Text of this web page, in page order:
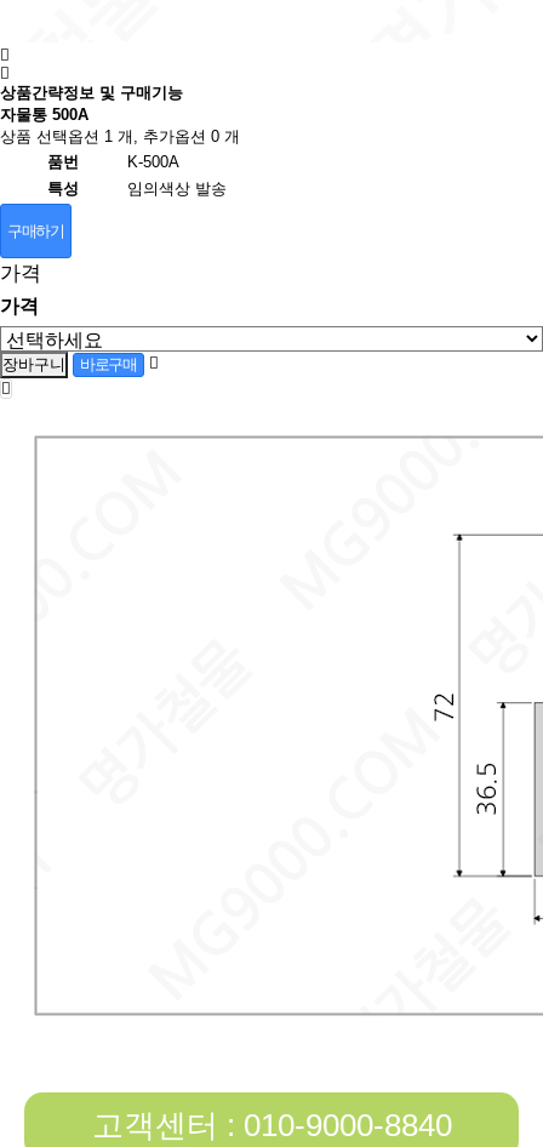
상품간략정보 및 구매기능
자물통 500A
상품 선택옵션 1 개, 추가옵션 0 개
품번
K-500A
특성
임의색상 발송
구매하기
가격
가격
고객센터 : 010-9000-8840